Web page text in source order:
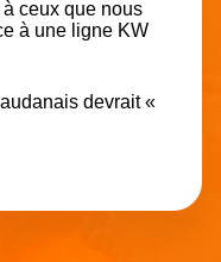
ceux que nous
à une ligne KW
devrait «